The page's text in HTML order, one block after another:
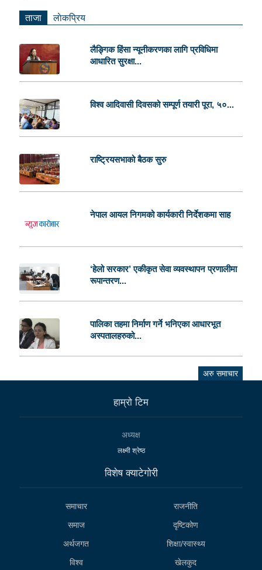
ताजा लाेकप्रिय
लैङ्गिक हिंसा न्यूनीकरणका लागि प्रविधिमा
आधारित सुरक्षा...
विश्व आदिवासी दिवसको सम्पूर्ण तयारी पूरा, ५०...
राष्ट्रियसभाको बैठक सुरु
नेपाल आयल निगमको कार्यकारी निर्देशकमा साह
‘हेलो सरकार’ एकीकृत सेवा व्यवस्थापन प्रणालीमा
रूपान्तरण...
पालिका तहमा निर्माण गर्ने भनिएका आधारभूत
अस्पतालहरुको...
अरु समाचार
हाम्राे टिम
अध्यक्ष
लक्ष्मी श्रेष्ठ
विशेष क्याटेगाेरी
समाचार
राजनीति
समाज
दृष्टिकोण
अर्थजगत
शिक्षा/स्वास्थ्य
विश्व
खेलकुद